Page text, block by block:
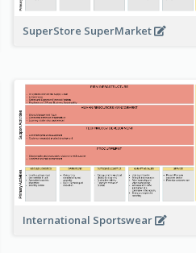
SuperStore SuperMarket
International Sportswear